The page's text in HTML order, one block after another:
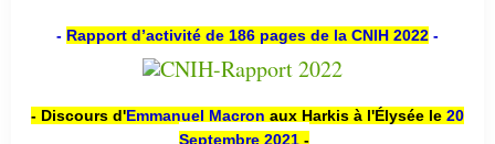
- Rapport d’activité de 186 pages de la CNIH 2022 -
- Discours d'Emmanuel Macron aux Harkis à l'Élysée le 20
Septembre 2021 -